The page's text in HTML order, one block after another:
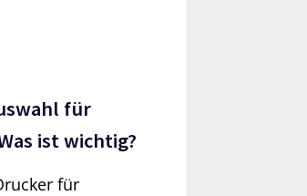
für
ist wichtig?
für